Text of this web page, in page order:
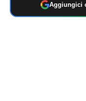
Aggiungici